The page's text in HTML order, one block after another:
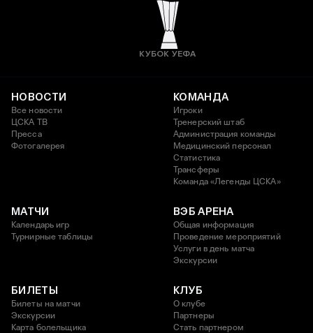
КУБОК УЕФА
НОВОСТИ
Все новости
ЦСКА ТВ
Пресса
Фотогалерея
КОМАНДА
Игроки
Тренерский штаб
Администрация команды
Медицинский персонал
Статистика
Трансферы
Команда «Легенды ЦСКА»
МАТЧИ
Календарь игр
Турнирные таблицы
ВЭБ АРЕНА
Общая информация
Проведение мероприятий
Услуги в день матча
Экскурсии
БИЛЕТЫ
Билеты на матчи
Экскурсии
Карта болельщика
КЛУБ
О клубе
Партнеры
Стать партнером